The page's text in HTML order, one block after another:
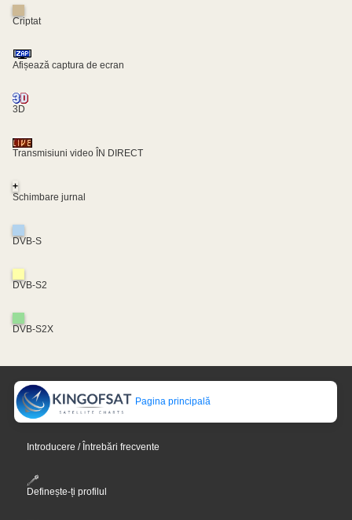
Criptat
Afișează captura de ecran
3D
Transmisiuni video ÎN DIRECT
+
Schimbare jurnal
DVB-S
DVB-S2
DVB-S2X
Pagina principală
Introducere / Întrebări frecvente
Definește-ți profilul